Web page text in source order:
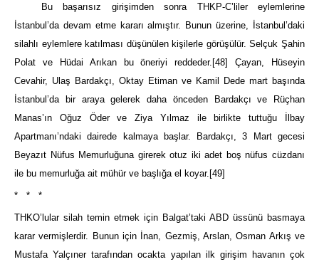
Bu başarısız girişimden sonra THKP-C’liler eylemlerine
İstanbul’da devam etme kararı almıştır. Bunun üzerine, İstanbul’daki
silahlı eylemlere katılması düşünülen kişilerle görüşülür. Selçuk Şahin
Polat ve Hüdai Arıkan bu öneriyi reddeder. [48] Çayan, Hüseyin
Cevahir, Ulaş Bardakçı, Oktay Etiman ve Kamil Dede mart başında
İstanbul’da bir araya gelerek daha önceden Bardakçı ve Rüçhan
Manas’ın Oğuz Öder ve Ziya Yılmaz ile birlikte tuttuğu İlbay
Apartmanı’ndaki dairede kalmaya başlar. Bardakçı, 3 Mart gecesi
Beyazıt Nüfus Memurluğuna girerek otuz iki adet boş nüfus cüzdanı
ile bu memurluğa ait mühür ve başlığa el koyar. [49]
* * *
THKO’lular silah temin etmek için Balgat’taki ABD üssünü basmaya
karar vermişlerdir. Bunun için İnan, Gezmiş, Arslan, Osman Arkış ve
Mustafa Yalçıner tarafından ocakta yapılan ilk girişim havanın çok